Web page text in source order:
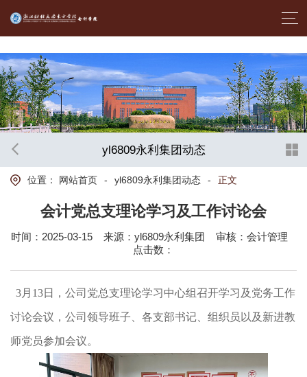
yl6809永利集团动态
位置： 网站首页 - yl6809永利集团动态 - 正文
会计党总支理论学习及工作讨论会
时间：2025-03-15 来源：yl6809永利集团
审核：会计管理
点击数：
3月13日，公司党总支理论学习中心组召开学习及党务工作
讨论会议，公司领导班子、各支部书记、组织员以及新进教
师党员参加会议。